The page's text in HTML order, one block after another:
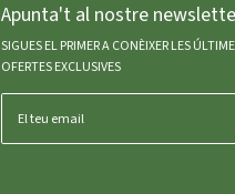
Apunta't al nostre
SIGUES EL PRIMER A CONÈIXER LES
OFERTES EXCLUSIVES